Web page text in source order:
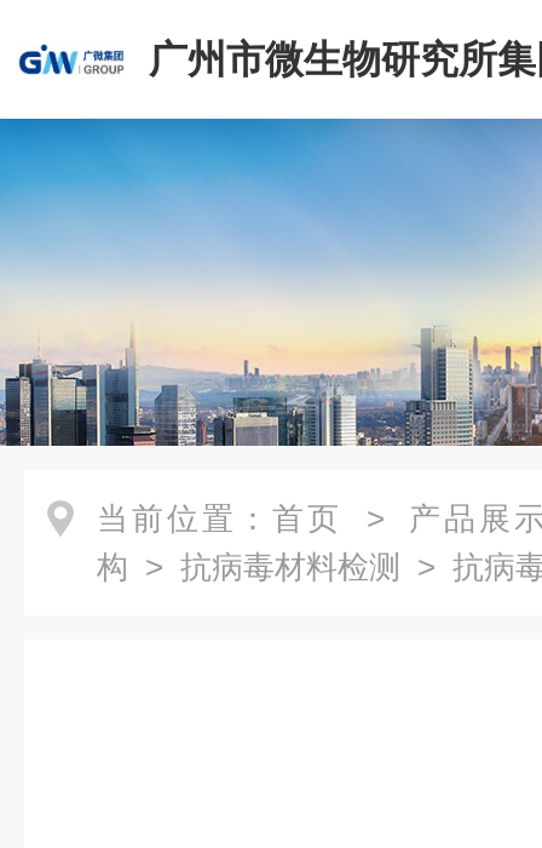
广州市微生物研究所
有限公司
当前位置： 首页 > 产品展
构 > 抗病毒材料检测 > 抗病